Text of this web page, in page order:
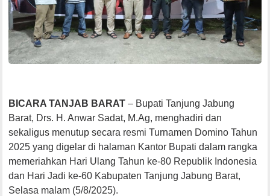
BICARA TANJAB BARAT– Bupati Tanjung Jabung
Barat, Drs. H. Anwar Sadat, M.Ag, menghadiri dan
sekaligus menutup secara resmi Turnamen Domino Tahun
2025 yang digelar di halaman Kantor Bupati dalam rangka
memeriahkan Hari Ulang Tahun ke-80 Republik Indonesia
dan Hari Jadi ke-60 Kabupaten Tanjung Jabung Barat,
Selasa malam (5/8/2025).